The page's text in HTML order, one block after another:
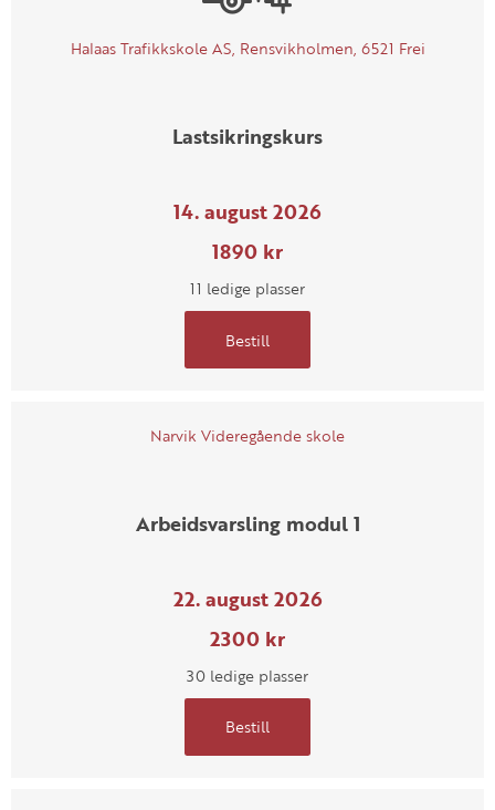
Halaas Trafikkskole AS, Rensvikholmen, 6521 Frei
Lastsikringskurs
14. august 2026
1890 kr
11 ledige plasser
Bestill
Narvik Videregående skole
Arbeidsvarsling modul 1
22. august 2026
2300 kr
30 ledige plasser
Bestill